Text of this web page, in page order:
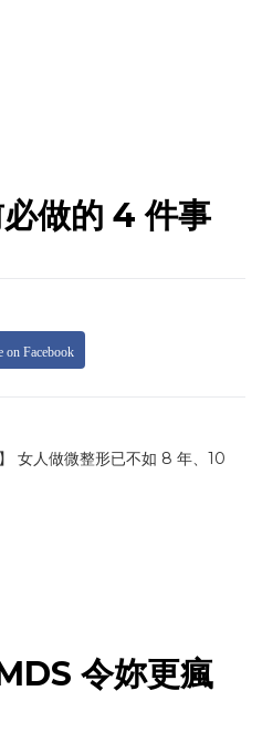
做的 4 件事
on Facebook
女人做微整形已不如 8 年、10
令妳更瘋